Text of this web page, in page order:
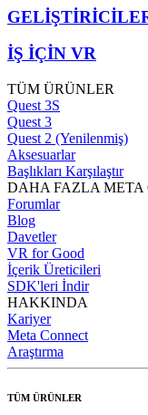
İŞ İÇİN VR
TÜM ÜRÜNLER
Quest 3S
Quest 3
Quest 2 (Yenilenmiş)
Aksesuarlar
Başlıkları Karşılaştır
DAHA FAZLA META
Forumlar
Blog
Davetler
VR for Good
İçerik Üreticileri
SDK'leri İndir
HAKKINDA
Kariyer
Meta Connect
Araştırma
TÜM ÜRÜNLER